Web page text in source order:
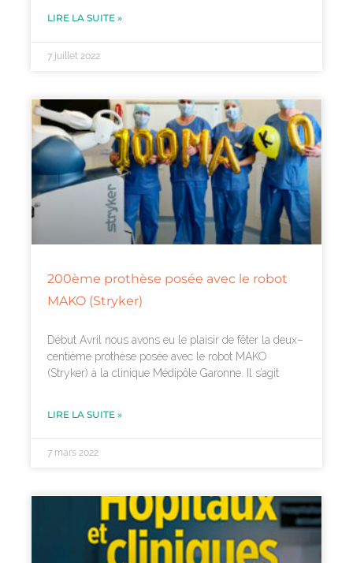
LIRE LA SUITE »
7 juillet 2022
200ème prothèse posée avec le robot
MAKO (Stryker)
Début Avril nous avons eu le plaisir de fêter la deux–
centième prothèse posée avec le robot MAKO
(Stryker) à la clinique Médipôle Garonne. Il s’agit
LIRE LA SUITE »
7 mars 2022